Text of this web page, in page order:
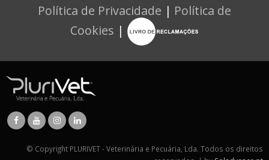
Política de Privacidade | Política de
Cookies |
© Copyright PLURIVET - Veterinária e Pecuária, Lda. Todos os direitos